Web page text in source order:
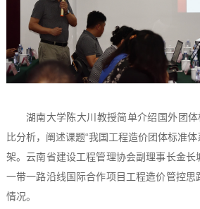
湖南大学陈大川教授简单介绍国外团
比分析，阐述课题“我国工程造价团体标准
架。云南省建设工程管理协会副理事长金长
一带一路沿线国际合作项目工程造价管控思
情况。